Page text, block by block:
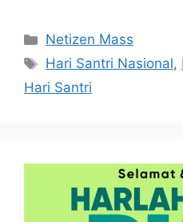
Kategori
Netizen Mass
Tag
Hari Santri Nasional,
Hari Santri